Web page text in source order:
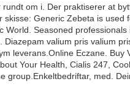
om i. Der praktiserer at
Generic Zebeta is
Seasoned
valium pris valium
leverans.Online Eczane.
Your Health, Cialis 247,
med.